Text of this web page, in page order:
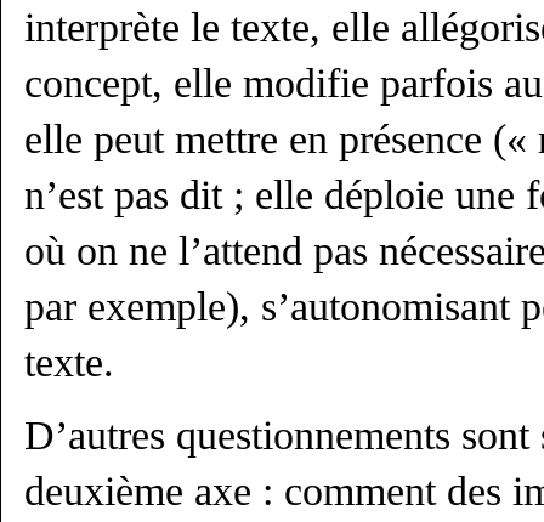
interprète le texte, elle
concept, elle modifie parfois
elle peut mettre en présence
n’est pas dit ; elle déploie une
où on ne l’attend pas
par exemple), s’autonomisant
texte.
D’autres questionnements
deuxième axe : comment des